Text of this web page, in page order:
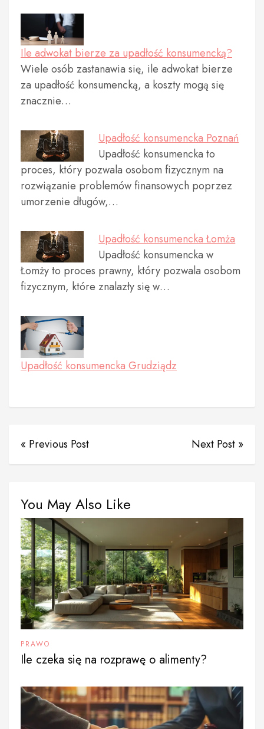
Ile adwokat bierze za upadłość konsumencką?
Wiele osób zastanawia się, ile adwokat bierze
za upadłość konsumencką, a koszty mogą się
znacznie…
Upadłość konsumencka Poznań
Upadłość konsumencka to
proces, który pozwala osobom fizycznym na
rozwiązanie problemów finansowych poprzez
umorzenie długów,…
Upadłość konsumencka Łomża
Upadłość konsumencka w
Łomży to proces prawny, który pozwala osobom
fizycznym, które znalazły się w…
Upadłość konsumencka Grudziądz
« Previous Post Next Post »
You May Also Like
PRAWO
Ile czeka się na rozprawę o alimenty?